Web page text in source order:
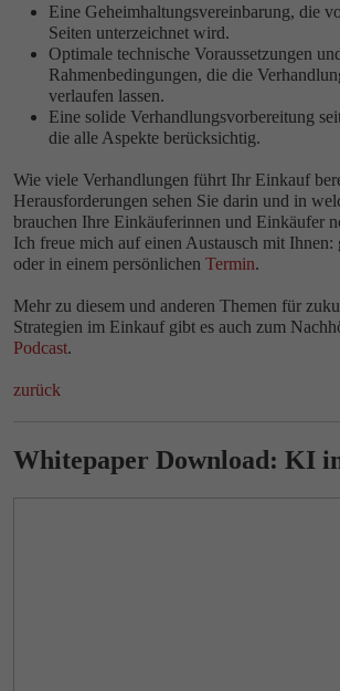
Eine Geheimhaltungsvereinbarung, die
Seiten unterzeichnet wird.
Optimale technische Voraussetzungen
Rahmenbedingungen, die die
verlaufen lassen.
Eine solide Verhandlungsvorbereitung
die alle Aspekte berücksichtig.
Wie viele Verhandlungen führt Ihr Einkauf
Herausforderungen sehen Sie darin und in
brauchen Ihre Einkäuferinnen und Einkäufer
Ich freue mich auf einen Austausch mit Ihnen:
oder in einem persönlichen Termin.
Mehr zu diesem und anderen Themen für
Strategien im Einkauf gibt es auch zum
Podcast.
zurück
Whitepaper Download: KI